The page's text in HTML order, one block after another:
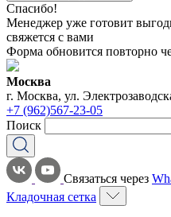
Спасибо!
Менеджер уже готовит
свяжется с вами
Форма обновится повторно
Москва
г. Москва, ул.
+7 (962)567-23-05
Поиск
Связаться через
Кладочная сетка